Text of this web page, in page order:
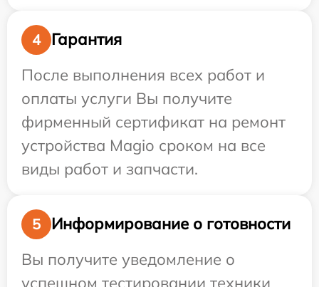
4
Гарантия
После выполнения всех работ и
оплаты услуги Вы получите
фирменный сертификат на ремонт
устройства Magio сроком на все
виды работ и запчасти.
5
Информирование о готовности
Вы получите уведомление о
успешном тестировании техники